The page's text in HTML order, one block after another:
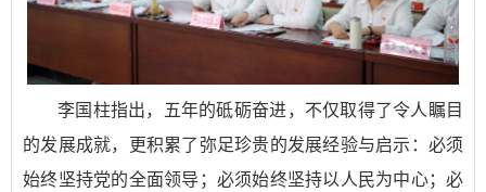
李国柱指出，五年的砥砺奋进，不仅取得了令人瞩目
的发展成就，更积累了弥足珍贵的发展经验与启示：必须
始终坚持党的全面领导；必须始终坚持以人民为中心；必